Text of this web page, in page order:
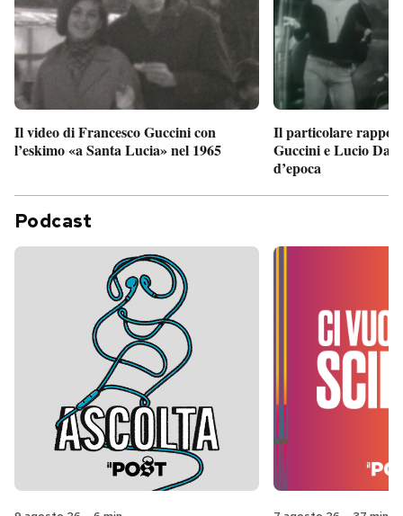
Il video di Francesco Guccini con
l’eskimo «a Santa Lucia» nel 1965
Il particolare
Guccini e Lucio
d’epoca
Podcast